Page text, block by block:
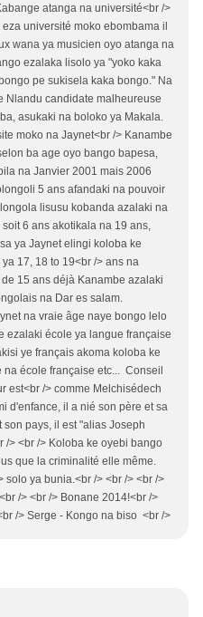
atanga na université<br />
université moko ebombama il
wana ya musicien oyo atanga na
ezalaka lisolo ya "yoko kaka
pe sukisela kaka bongo." Na
Nlandu candidate malheureuse
asukaki na boloko ya Makala.
moko na Jaynet<br /> Kanambe
ba age oyo bango bapesa,
na Janvier 2001 mais 2006
5 ans afandaki na pouvoir
lisusu kobanda azalaki na
6 ans akotikala na 19 ans,
ya Jaynet elingi koloba ke
17, 18 to 19<br /> ans na
15 ans déjà Kanambe azalaki
na Dar es salam.
na vraie âge naye bongo lelo
ezalaki école ya langue française
ye français akoma koloba ke
na école française etc... Conseil
est<br /> comme Melchisédech
d'enfance, il a nié son père et sa
pays, il est "alias Joseph
/> <br /> Koloba ke oyebi bango
que la criminalité elle même.
solo ya bunia.<br /> <br /> <br />
/> <br /> Bonane 2014!<br />
/> Serge - Kongo na biso <br />